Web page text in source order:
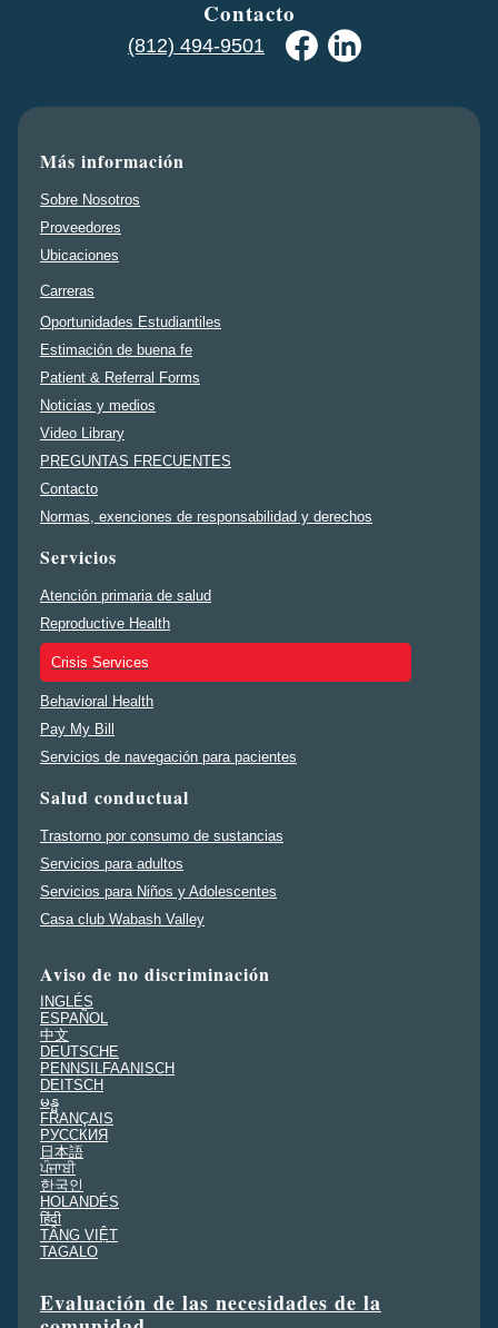
Contacto
(812) 494-9501
Más información
Sobre Nosotros
Proveedores
Ubicaciones
Carreras
Oportunidades Estudiantiles
Estimación de buena fe
Patient & Referral Forms
Noticias y medios
Video Library
PREGUNTAS FRECUENTES
Contacto
Normas, exenciones de responsabilidad y derechos
Servicios
Atención primaria de salud
Reproductive Health
Crisis Services
Behavioral Health
Pay My Bill
Servicios de navegación para pacientes
Salud conductual
Trastorno por consumo de sustancias
Servicios para adultos
Servicios para Niños y Adolescentes
Casa club Wabash Valley
Aviso de no discriminación
INGLÉS
ESPAÑOL
中文
DEUTSCHE
PENNSILFAANISCH
DEITSCH
မန္မ
FRANÇAIS
PУССКИЯ
日本語
ਪੰਜਾਬੀ
한국인
HOLANDÉS
हिंदी
TÂNG VIỆT
TAGALO
Evaluación de las necesidades de la